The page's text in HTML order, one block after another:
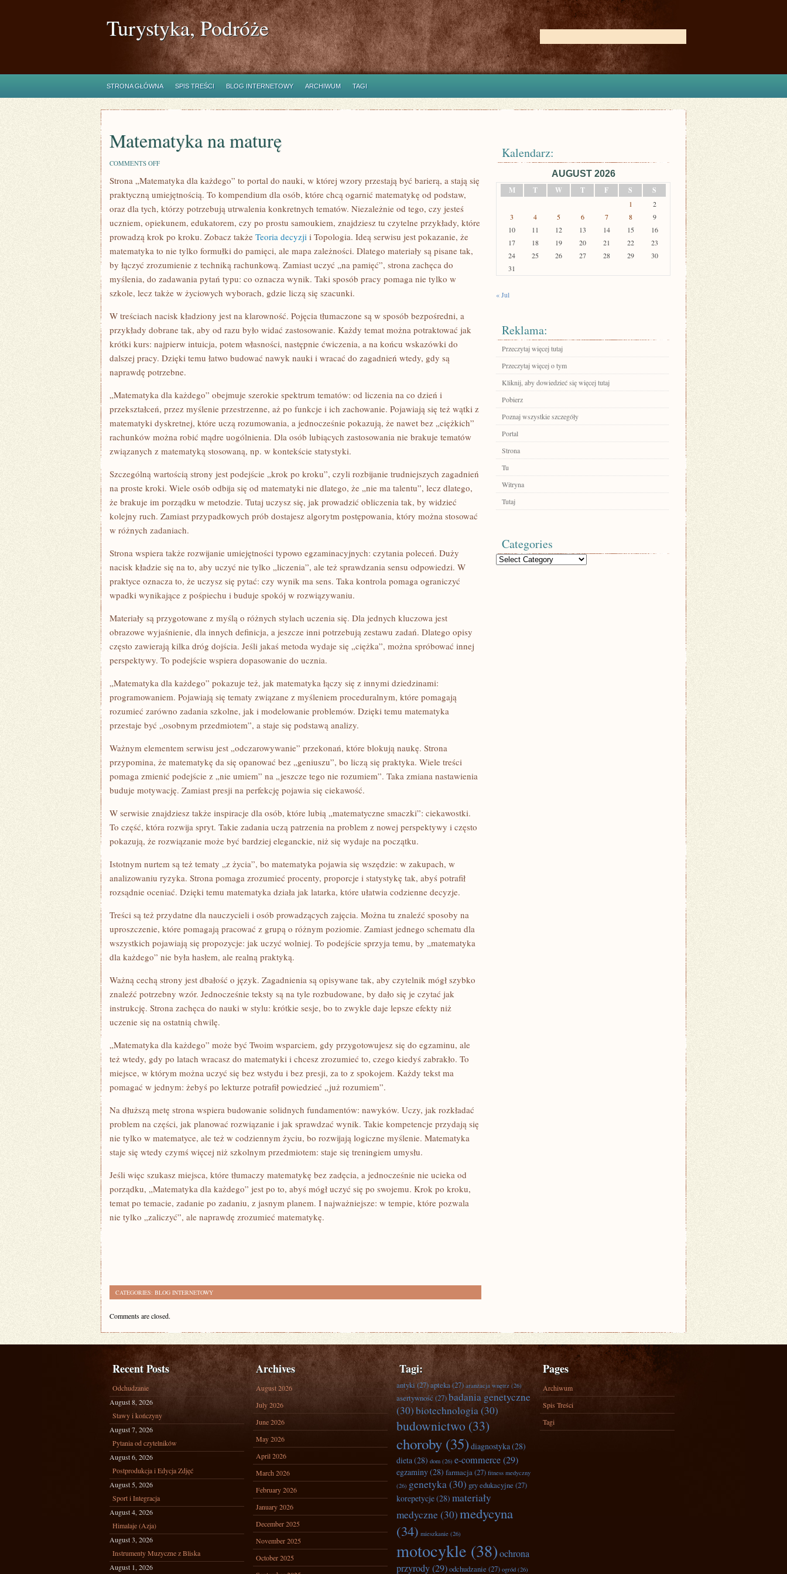
Turystyka, Podróże
STRONA GŁÓWNA SPIS TREŚCI BLOG INTERNETOWY ARCHIWUM TAGI
Matematyka na maturę
COMMENTS OFFON
NA
MATURĘ
Strona „Matematyka dla każdego” to portal do nauki, w której wzory przestają być barierą, a stają się
praktyczną umiejętnością. To kompendium dla osób, które chcą ogarnić matematykę od podstaw,
oraz dla tych, którzy potrzebują utrwalenia konkretnych tematów. Niezależnie od tego, czy jesteś
uczniem, opiekunem, edukatorem, czy po prostu samoukiem, znajdziesz tu czytelne przykłady, które
prowadzą krok po kroku. Zobacz także Teoria decyzji i Topologia. Ideą serwisu jest pokazanie, że
matematyka to nie tylko formułki do pamięci, ale mapa zależności. Dlatego materiały są pisane tak,
by łączyć zrozumienie z techniką rachunkową. Zamiast uczyć „na pamięć”, strona zachęca do
myślenia, do zadawania pytań typu: co oznacza wynik. Taki sposób pracy pomaga nie tylko w
szkole, lecz także w życiowych wyborach, gdzie liczą się szacunki.
W treściach nacisk kładziony jest na klarowność. Pojęcia tłumaczone są w sposób bezpośredni, a
przykłady dobrane tak, aby od razu było widać zastosowanie. Każdy temat można potraktować jak
krótki kurs: najpierw intuicja, potem własności, następnie ćwiczenia, a na końcu wskazówki do
dalszej pracy. Dzięki temu łatwo budować nawyk nauki i wracać do zagadnień wtedy, gdy są
naprawdę potrzebne.
„Matematyka dla każdego” obejmuje szerokie spektrum tematów: od liczenia na co dzień i
przekształceń, przez myślenie przestrzenne, aż po funkcje i ich zachowanie. Pojawiają się też wątki z
matematyki dyskretnej, które uczą rozumowania, a jednocześnie pokazują, że nawet bez „ciężkich”
rachunków można robić mądre uogólnienia. Dla osób lubiących zastosowania nie brakuje tematów
związanych z matematyką stosowaną, np. w kontekście statystyki.
Szczególną wartością strony jest podejście „krok po kroku”, czyli rozbijanie trudniejszych zagadnień
na proste kroki. Wiele osób odbija się od matematyki nie dlatego, że „nie ma talentu”, lecz dlatego,
że brakuje im porządku w metodzie. Tutaj uczysz się, jak prowadzić obliczenia tak, by widzieć
kolejny ruch. Zamiast przypadkowych prób dostajesz algorytm postępowania, który można stosować
w różnych zadaniach.
Strona wspiera także rozwijanie umiejętności typowo egzaminacyjnych: czytania poleceń. Duży
nacisk kładzie się na to, aby uczyć nie tylko „liczenia”, ale też sprawdzania sensu odpowiedzi. W
praktyce oznacza to, że uczysz się pytać: czy wynik ma sens. Taka kontrola pomaga ograniczyć
wpadki wynikające z pośpiechu i buduje spokój w rozwiązywaniu.
Materiały są przygotowane z myślą o różnych stylach uczenia się. Dla jednych kluczowa jest
obrazowe wyjaśnienie, dla innych definicja, a jeszcze inni potrzebują zestawu zadań. Dlatego opisy
często zawierają kilka dróg dojścia. Jeśli jakaś metoda wydaje się „ciężka”, można spróbować innej
perspektywy. To podejście wspiera dopasowanie do ucznia.
„Matematyka dla każdego” pokazuje też, jak matematyka łączy się z innymi dziedzinami:
programowaniem. Pojawiają się tematy związane z myśleniem proceduralnym, które pomagają
rozumieć zarówno zadania szkolne, jak i modelowanie problemów. Dzięki temu matematyka
przestaje być „osobnym przedmiotem”, a staje się podstawą analizy.
Ważnym elementem serwisu jest „odczarowywanie” przekonań, które blokują naukę. Strona
przypomina, że matematykę da się opanować bez „geniuszu”, bo liczą się praktyka. Wiele treści
pomaga zmienić podejście z „nie umiem” na „jeszcze tego nie rozumiem”. Taka zmiana nastawienia
buduje motywację. Zamiast presji na perfekcję pojawia się ciekawość.
W serwisie znajdziesz także inspiracje dla osób, które lubią „matematyczne smaczki”: ciekawostki.
To część, która rozwija spryt. Takie zadania uczą patrzenia na problem z nowej perspektywy i często
pokazują, że rozwiązanie może być bardziej eleganckie, niż się wydaje na początku.
Istotnym nurtem są też tematy „z życia”, bo matematyka pojawia się wszędzie: w zakupach, w
analizowaniu ryzyka. Strona pomaga zrozumieć procenty, proporcje i statystykę tak, abyś potrafił
rozsądnie oceniać. Dzięki temu matematyka działa jak latarka, które ułatwia codzienne decyzje.
Treści są też przydatne dla nauczycieli i osób prowadzących zajęcia. Można tu znaleźć sposoby na
uproszczenie, które pomagają pracować z grupą o różnym poziomie. Zamiast jednego schematu dla
wszystkich pojawiają się propozycje: jak uczyć wolniej. To podejście sprzyja temu, by „matematyka
dla każdego” nie była hasłem, ale realną praktyką.
Ważną cechą strony jest dbałość o język. Zagadnienia są opisywane tak, aby czytelnik mógł szybko
znaleźć potrzebny wzór. Jednocześnie teksty są na tyle rozbudowane, by dało się je czytać jak
instrukcję. Strona zachęca do nauki w stylu: krótkie sesje, bo to zwykle daje lepsze efekty niż
uczenie się na ostatnią chwilę.
„Matematyka dla każdego” może być Twoim wsparciem, gdy przygotowujesz się do egzaminu, ale
też wtedy, gdy po latach wracasz do matematyki i chcesz zrozumieć to, czego kiedyś zabrakło. To
miejsce, w którym można uczyć się bez wstydu i bez presji, za to z spokojem. Każdy tekst ma
pomagać w jednym: żebyś po lekturze potrafił powiedzieć „już rozumiem”.
Na dłuższą metę strona wspiera budowanie solidnych fundamentów: nawyków. Uczy, jak rozkładać
problem na części, jak planować rozwiązanie i jak sprawdzać wynik. Takie kompetencje przydają się
nie tylko w matematyce, ale też w codziennym życiu, bo rozwijają logiczne myślenie. Matematyka
staje się wtedy czymś więcej niż szkolnym przedmiotem: staje się treningiem umysłu.
Jeśli więc szukasz miejsca, które tłumaczy matematykę bez zadęcia, a jednocześnie nie ucieka od
porządku, „Matematyka dla każdego” jest po to, abyś mógł uczyć się po swojemu. Krok po kroku,
temat po temacie, zadanie po zadaniu, z jasnym planem. I najważniejsze: w tempie, które pozwala
nie tylko „zaliczyć”, ale naprawdę zrozumieć matematykę.
CATEGORIES: BLOG INTERNETOWY
Comments are closed.
Kalendarz:
AUGUST 2026
M
T W T F S S
1
2
3
4 5 6 7 8
9
10
11 12 13 14 15
16
17
18 19 20 21 22
23
24
25 26 27 28 29
30
31
« Jul
Reklama:
Przeczytaj więcej tutaj
Przeczytaj więcej o tym
Kliknij, aby dowiedzieć się więcej tutaj
Pobierz
Poznaj wszystkie szczegóły
Portal
Strona
Tu
Witryna
Tutaj
Categories
Categories
Recent Posts
Odchudzanie
August 8, 2026
Stawy i kończyny
August 7, 2026
Pytania od czytelników
August 6, 2026
Postprodukcja i Edycja Zdjęć
August 5, 2026
Sport i Integracja
August 4, 2026
Himalaje (Azja)
August 3, 2026
Instrumenty Muzyczne z Bliska
August 1, 2026
Archives
August 2026
July 2026
June 2026
May 2026
April 2026
March 2026
February 2026
January 2026
December 2025
November 2025
October 2025
Tagi:
antyki(27)apteka(27) aranżacja wnętrz (26)
asertywność (27)badania genetyczne
(30)biotechnologia(30)
budownictwo (33)
choroby (35) diagnostyka(28)
dieta(28) dom (26) e-commerce(29)
egzaminy(28) farmacja(27) fitness medyczny
(26) genetyka(30) gry edukacyjne (27)
korepetycje(28) materiały
medyczne (30)medycyna
(34) mieszkanie (26)
motocykle (38)ochrona
przyrody(29)odchudzanie (27) ogród (26)
Pages
Archiwum
Spis Treści
Tagi